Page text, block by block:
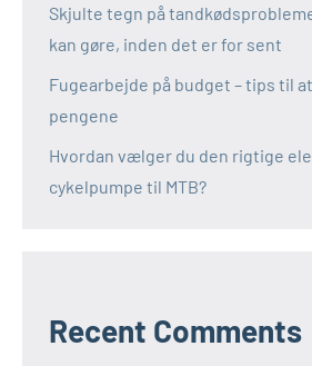
Skjulte tegn på
kan gøre, inden det er for sent
Fugearbejde på budget – tips til
pengene
Hvordan vælger du den rigtige
cykelpumpe til MTB?
Recent Comments